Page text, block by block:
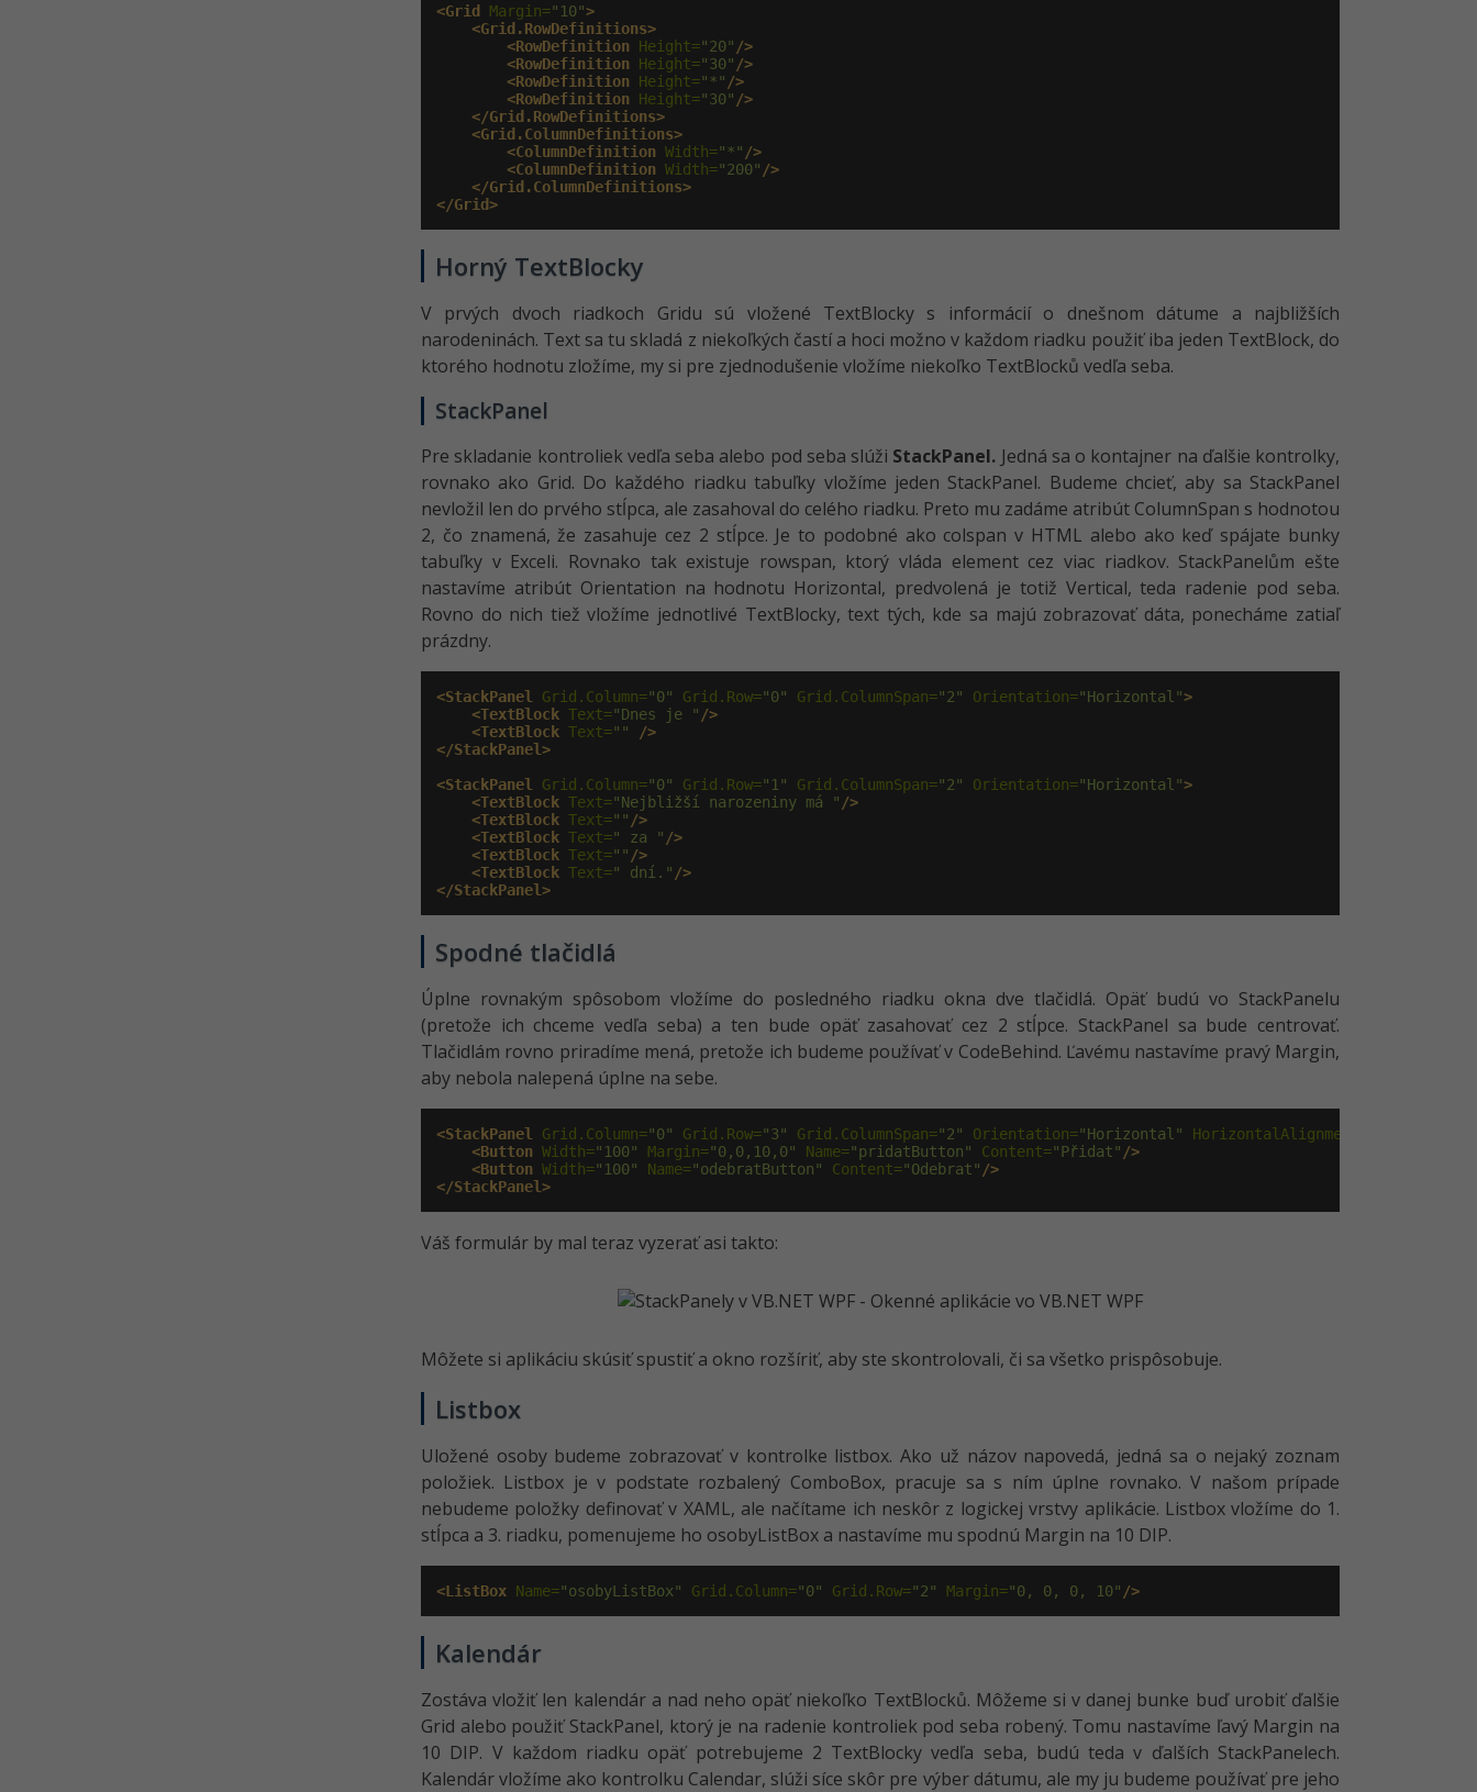
<Grid Margin="10">
<Grid.RowDefinitions>
<RowDefinition Height="20" />
<RowDefinition Height="30" />
<RowDefinition Height="*" />
<RowDefinition Height="30" />
</Grid.RowDefinitions>
<Grid.ColumnDefinitions>
<ColumnDefinition Width="*" />
<ColumnDefinition Width="200" />
</Grid.ColumnDefinitions>
</Grid>
Horný TextBlocky
V prvých dvoch riadkoch Gridu sú vložené TextBlocky s informácií o dnešnom dátume a najbližších
narodeninách. Text sa tu skladá z niekoľkých častí a hoci možno v každom riadku použiť iba jeden TextBlock, do
ktorého hodnotu zložíme, my si pre zjednodušenie vložíme niekoľko TextBlocků vedľa seba.
StackPanel
Pre skladanie kontroliek vedľa seba alebo pod seba slúži StackPanel. Jedná sa o kontajner na ďalšie kontrolky,
rovnako ako Grid. Do každého riadku tabuľky vložíme jeden StackPanel. Budeme chcieť, aby sa StackPanel
nevložil len do prvého stĺpca, ale zasahoval do celého riadku. Preto mu zadáme atribút ColumnSpan s hodnotou
2, čo znamená, že zasahuje cez 2 stĺpce. Je to podobné ako colspan v HTML alebo ako keď spájate bunky
tabuľky v Exceli. Rovnako tak existuje rowspan, ktorý vláda element cez viac riadkov. StackPanelům ešte
nastavíme atribút Orientation na hodnotu Horizontal, predvolená je totiž Vertical, teda radenie pod seba.
Rovno do nich tiež vložíme jednotlivé TextBlocky, text tých, kde sa majú zobrazovať dáta, ponecháme zatiaľ
prázdny.
<StackPanel Grid.Column="0" Grid.Row="0" Grid.ColumnSpan="2" Orientation="Horizontal">
<TextBlock Text="Dnes je " />
<TextBlock Text=""
/>
</StackPanel>
<StackPanel
Grid.Column="0" Grid.Row="1" Grid.ColumnSpan="2" Orientation="Horizontal">
<TextBlock Text="Nejbližší narozeniny má " />
<TextBlock Text="" />
<TextBlock Text=" za " />
<TextBlock Text="" />
<TextBlock Text=" dní." />
</StackPanel>
Spodné tlačidlá
Úplne rovnakým spôsobom vložíme do posledného riadku okna dve tlačidlá. Opäť budú vo StackPanelu
(pretože ich chceme vedľa seba) a ten bude opäť zasahovať cez 2 stĺpce. StackPanel sa bude centrovať.
Tlačidlám rovno priradíme mená, pretože ich budeme používať v CodeBehind. Ľavému nastavíme pravý Margin,
aby nebola nalepená úplne na sebe.
<StackPanel Grid.Column="0" Grid.Row="3" Grid.ColumnSpan="2" Orientation="Horizontal" HorizontalAlignment=
<Button Width="100" Margin="0,0,10,0" Name="pridatButton" Content="Přidat" />
<Button Width="100" Name="odebratButton" Content="Odebrat" />
</StackPanel>
Váš formulár by mal teraz vyzerať asi takto:
Môžete si aplikáciu skúsiť spustiť a okno rozšíriť, aby ste skontrolovali, či sa všetko prispôsobuje.
Listbox
Uložené osoby budeme zobrazovať v kontrolke listbox. Ako už názov napovedá, jedná sa o nejaký zoznam
položiek. Listbox je v podstate rozbalený ComboBox, pracuje sa s ním úplne rovnako. V našom prípade
nebudeme položky definovať v XAML, ale načítame ich neskôr z logickej vrstvy aplikácie. Listbox vložíme do 1.
stĺpca a 3. riadku, pomenujeme ho osobyListBox a nastavíme mu spodnú Margin na 10 DIP.
<ListBox Name="osobyListBox" Grid.Column="0" Grid.Row="2" Margin="0, 0, 0, 10" />
Kalendár
Zostáva vložiť len kalendár a nad neho opäť niekoľko TextBlocků. Môžeme si v danej bunke buď urobiť ďalšie
Grid alebo použiť StackPanel, ktorý je na radenie kontroliek pod seba robený. Tomu nastavíme ľavý Margin na
10 DIP. V každom riadku opäť potrebujeme 2 TextBlocky vedľa seba, budú teda v ďalších StackPanelech.
Kalendár vložíme ako kontrolku Calendar, slúži síce skôr pre výber dátumu, ale my ju budeme používať pre jeho